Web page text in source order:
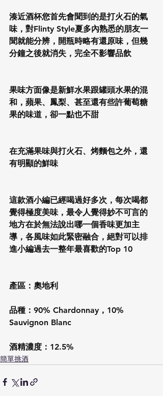
湊近酒杯您首先會聞到的是打火石的氣
味，對Flinty Style夏多內熟悉的朋友一
聞就能分辨，開瓶時略有還原味，但幾
分鐘之後就消失，完全不影響品飲
果味方面像是新鮮水果跟罐頭水果的混
和，蘋果、鳳梨、甚至還有些許葡萄糖
果的味道，卻一點也不甜
在充滿果味與打火石、烤麵包之外，還
有明顯的鮮味
這款酒小編已經喝過好多次，每次喝都
覺得極度美味，最令人覺得妙不可言的
地方在於無法說出哪一個香味更加主
導，各風味如此緊密融合，絕對可以排
進小編過去一整年最喜歡的Top 10
產區：奧地利
品種：90% Chardonnay，10%
Sauvignon Blanc
酒精濃度：12.5%
簡單挑酒